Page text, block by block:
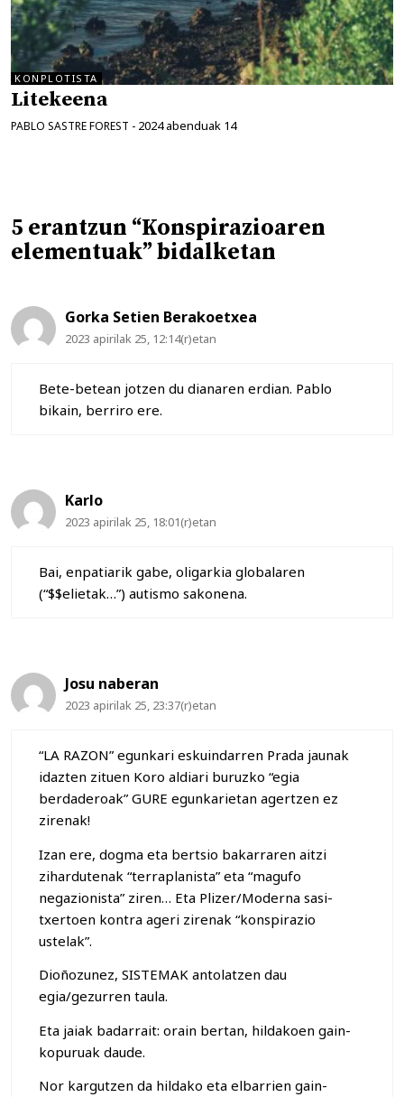
KONPLOTISTA
Litekeena
PABLO SASTRE FOREST - 2024 abenduak 14
5 erantzun “Konspirazioaren
elementuak” bidalketan
Gorka Setien Berakoetxea
2023 apirilak 25, 12:14(r)etan
Bete-betean jotzen du dianaren erdian. Pablo
bikain, berriro ere.
Karlo
2023 apirilak 25, 18:01(r)etan
Bai, enpatiarik gabe, oligarkia globalaren
(“$$elietak…”) autismo sakonena.
Josu naberan
2023 apirilak 25, 23:37(r)etan
“LA RAZON” egunkari eskuindarren Prada jaunak
idazten zituen Koro aldiari buruzko “egia
berdaderoak” GURE egunkarietan agertzen ez
zirenak!
Izan ere, dogma eta bertsio bakarraren aitzi
zihardutenak “terraplanista” eta “magufo
negazionista” ziren… Eta Plizer/Moderna sasi-
txertoen kontra ageri zirenak “konspirazio
ustelak”.
Dioñozunez, SISTEMAK antolatzen dau
egia/gezurren taula.
Eta jaiak badarrait: orain bertan, hildakoen gain-
kopuruak daude.
Nor kargutzen da hildako eta elbarrien gain-